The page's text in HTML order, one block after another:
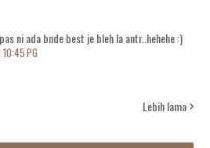
ni ada bnde best je bleh la antr..hehehe :)
PG
Lebih lama